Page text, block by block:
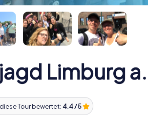
Limburg
diese Tour bewertet: 4.4 / 5